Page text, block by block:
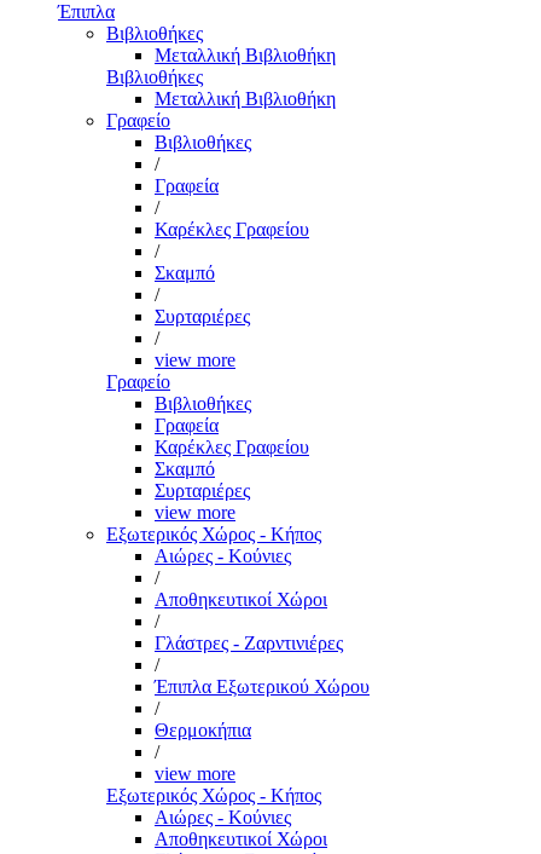
Έπιπλα
Βιβλιοθήκες
Μεταλλική Βιβλιοθήκη
Βιβλιοθήκες
Μεταλλική Βιβλιοθήκη
Γραφείο
Βιβλιοθήκες
/
Γραφεία
/
Καρέκλες Γραφείου
/
Σκαμπό
/
Συρταριέρες
/
view more
Γραφείο
Βιβλιοθήκες
Γραφεία
Καρέκλες Γραφείου
Σκαμπό
Συρταριέρες
view more
Εξωτερικός Χώρος - Κήπος
Αιώρες - Κούνιες
/
Αποθηκευτικοί Χώροι
/
Γλάστρες - Ζαρντινιέρες
/
Έπιπλα Εξωτερικού Χώρου
/
Θερμοκήπια
/
view more
Εξωτερικός Χώρος - Κήπος
Αιώρες - Κούνιες
Αποθηκευτικοί Χώροι